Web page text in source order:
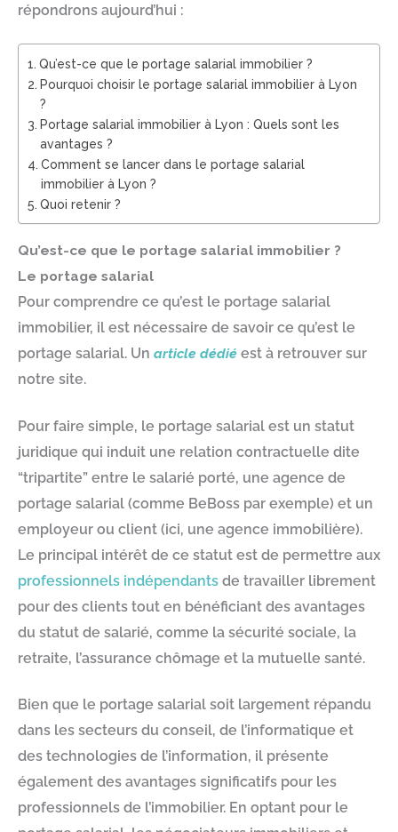
répondrons aujourd’hui :
Qu’est-ce que le portage salarial immobilier ?
Pourquoi choisir le portage salarial immobilier à Lyon
?
Portage salarial immobilier à Lyon : Quels sont les
avantages ?
Comment se lancer dans le portage salarial
immobilier à Lyon ?
Quoi retenir ?
Qu’est-ce que le portage salarial immobilier ?
Le portage salarial
Pour comprendre ce qu’est le portage salarial
immobilier, il est nécessaire de savoir ce qu’est le
portage salarial. Un article dédié est à retrouver sur
notre site.
Pour faire simple, le portage salarial est un statut
juridique qui induit une relation contractuelle dite
“tripartite” entre le salarié porté, une agence de
portage salarial (comme BeBoss par exemple) et un
employeur ou client (ici, une agence immobilière).
Le principal intérêt de ce statut est de permettre aux
professionnels indépendants de travailler librement
pour des clients tout en bénéficiant des avantages
du statut de salarié, comme la sécurité sociale, la
retraite, l’assurance chômage et la mutuelle santé.
Bien que le portage salarial soit largement répandu
dans les secteurs du conseil, de l’informatique et
des technologies de l’information, il présente
également des avantages significatifs pour les
professionnels de l’immobilier. En optant pour le